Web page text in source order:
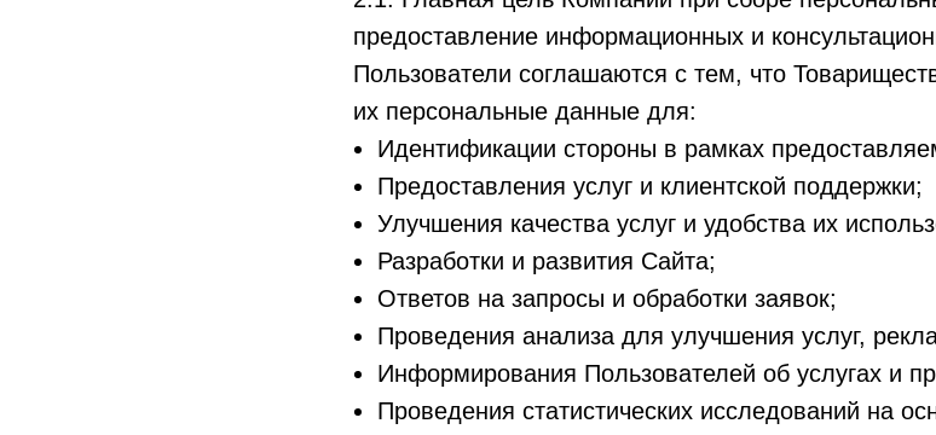
предоставление информационных и
Пользователи соглашаются с тем, что
их персональные данные для:
Идентификации стороны в рамках
Предоставления услуг и клиентской поддержки;
Улучшения качества услуг и удобства их
Разработки и развития Сайта;
Ответов на запросы и обработки заявок;
Проведения анализа для улучшения услуг,
Информирования Пользователей об услугах и
Проведения статистических исследований на